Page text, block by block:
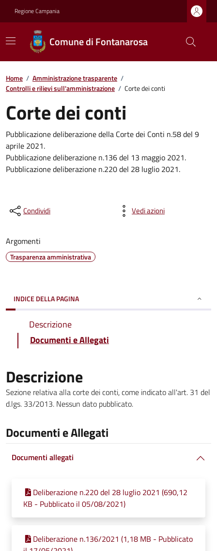
Regione Campania
Comune di Fontanarosa
Home / Amministrazione trasparente /
Controlli e rilievi sull'amministrazione / Corte dei conti
Corte dei conti
Pubblicazione deliberazione della Corte dei Conti n.58 del 9
aprile 2021.
Pubblicazione deliberazione n.136 del 13 maggio 2021.
Pubblicazione deliberazione n.220 del 28 luglio 2021.
Condividi Vedi azioni
Argomenti
Trasparenza amministrativa
INDICE DELLA PAGINA
Descrizione
Documenti e Allegati
Descrizione
Sezione relativa alla corte dei conti, come indicato all'art. 31 del
d.lgs. 33/2013. Nessun dato pubblicato.
Documenti e Allegati
Documenti allegati
Deliberazione n.220 del 28 luglio 2021 (690,12
KB - Pubblicato il 05/08/2021)
Deliberazione n.136/2021 (1,18 MB - Pubblicato